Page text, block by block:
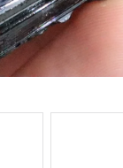
od smlouvy
minerálů a